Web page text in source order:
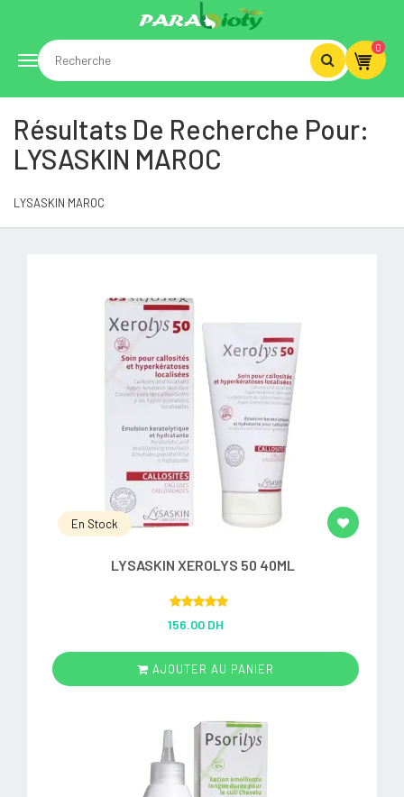
Toggle
navigation
0
Résultats De Recherche Pour:
LYSASKIN MAROC
LYSASKIN MAROC
En Stock
LYSASKIN XEROLYS 50 40ML
out of 5
156.00 DH
AJOUTER AU PANIER